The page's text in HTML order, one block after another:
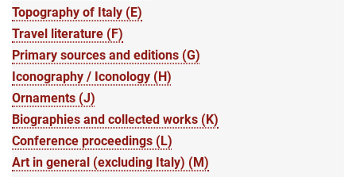
Topography of Italy (E)
Travel literature (F)
Primary sources and editions (G)
Iconography / Iconology (H)
Ornaments (J)
Biographies and collected works (K)
Conference proceedings (L)
Art in general (excluding Italy) (M)